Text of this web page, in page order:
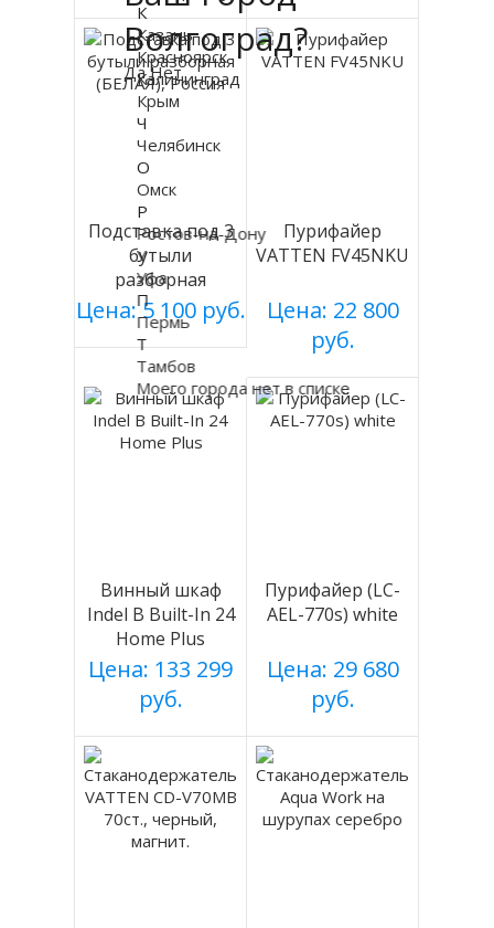
Подставка под 3
бутыли
разборная
(БЕЛАЯ), Россия
Цена: 5 100 руб.
Пурифайер
VATTEN FV45NKU
Цена: 22 800
руб.
Винный шкаф
Indel B Built-In 24
Home Plus
Цена: 133 299
руб.
Пурифайер (LC-
AEL-770s) white
Цена: 29 680
руб.
Волгоград?
Да Нет
К
Казань
Красноярск
Калининград
Крым
Ч
Челябинск
О
Омск
Р
Ростов-на-Дону
У
Уфа
П
Пермь
Т
Тамбов
Моего города нет в списке